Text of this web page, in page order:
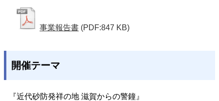
事業報告書 (PDF:847 KB)
開催テーマ
『近代砂防発祥の地 滋賀からの警鐘』